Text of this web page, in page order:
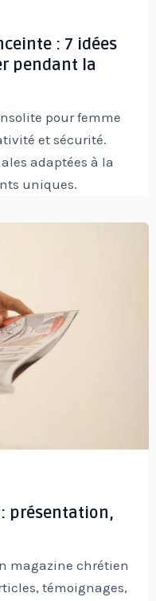
: 7 idées
pendant la
pour femme
et sécurité.
adaptées à la
uniques.
: présentation,
magazine chrétien
témoignages,